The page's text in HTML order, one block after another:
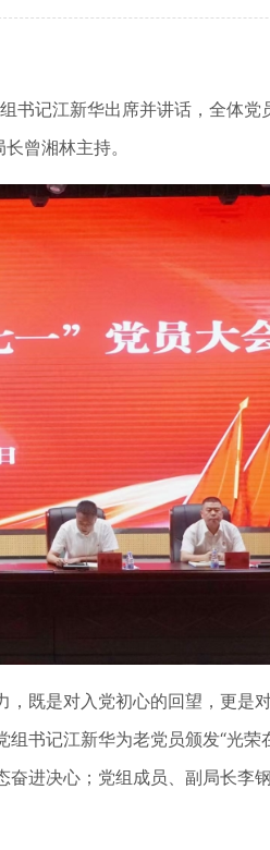
记江新华出席并讲话，全体党
曾湘林主持。
是对入党初心的回望，更是对
记江新华为老党员颁发“光荣
进决心；党组成员、副局长李